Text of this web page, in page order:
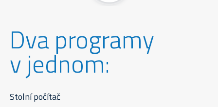
Dva programy
v jednom:
Stolní počítač